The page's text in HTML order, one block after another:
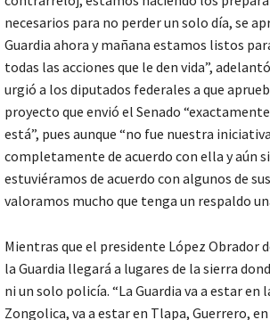
necesarios para no perder un solo día, se
Guardia ahora y mañana estamos listos
todas las acciones que le den vida”,
urgió a los diputados federales a que
proyecto que envió el Senado
está”, pues aunque “no fue nuestra
completamente de acuerdo con ella y aún
estuviéramos de acuerdo con algunos de
valoramos mucho que tenga un respaldo
Mientras que el presidente López Obrador
la Guardia llegará a lugares de la sierra
ni un solo policía. “La Guardia va a estar en
Zongolica, va a estar en Tlapa, Guerrero, en